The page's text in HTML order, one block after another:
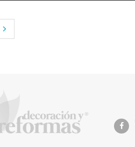
por qué
de IA
web